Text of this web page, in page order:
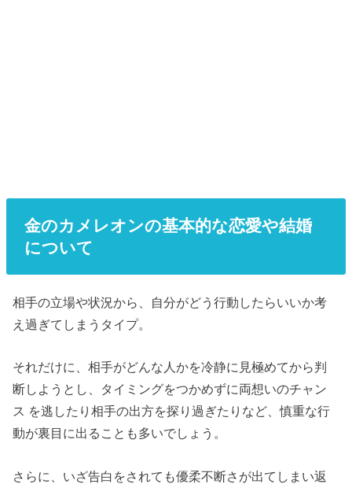
金のカメレオンの基本的な恋愛や結婚
について
相手の立場や状況から、自分がどう行動したらいいか考
え過ぎてしまうタイプ。
それだけに、相手がどんな人かを冷静に見極めてから判
断しようとし、タイミングをつかめずに両想いのチャン
ス を逃したり相手の出方を探り過ぎたりなど、慎重な行
動が裏目に出ることも多いでしょう。
さらに、いざ告白をされても優柔不断さが出てしまい返